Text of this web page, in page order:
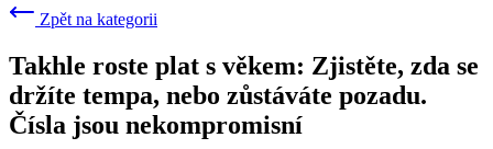
Zpět na kategorii
Takhle roste plat s věkem: Zjistěte, zda se
držíte tempa, nebo zůstáváte pozadu.
Čísla jsou nekompromisní